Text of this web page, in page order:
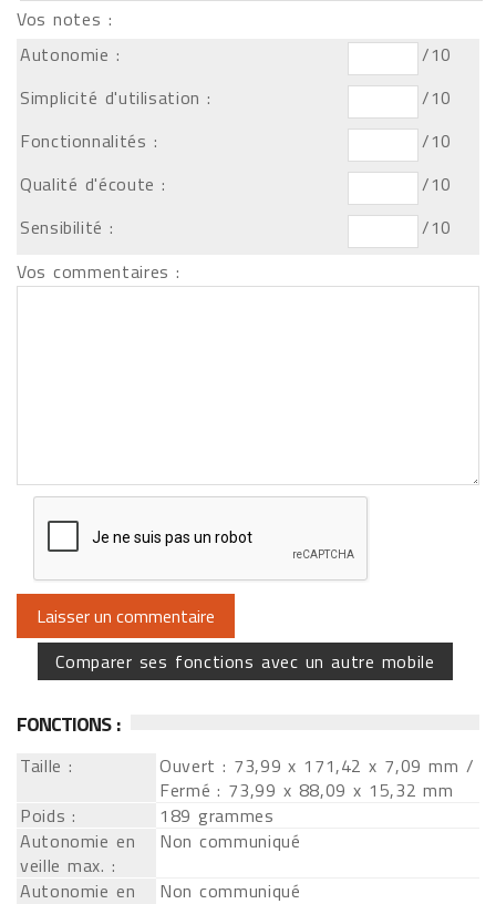
Vos notes :
Autonomie :
/10
Simplicité d'utilisation :
/10
Fonctionnalités :
/10
Qualité d'écoute :
/10
Sensibilité :
/10
Vos commentaires :
Comparer ses fonctions avec un autre mobile
FONCTIONS :
Taille :
Ouvert : 73,99 x 171,42 x 7,09 mm /
Fermé : 73,99 x 88,09 x 15,32 mm
Poids :
189 grammes
Autonomie en
veille max. :
Non communiqué
Autonomie en
Non communiqué